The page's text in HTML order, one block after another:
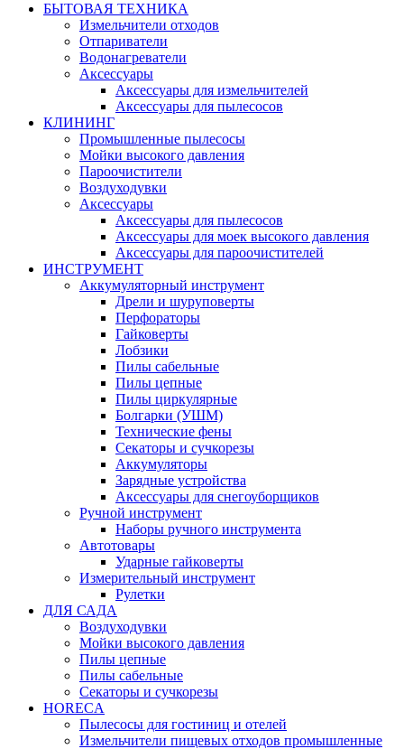
БЫТОВАЯ ТЕХНИКА
Измельчители отходов
Отпариватели
Водонагреватели
Аксессуары
Аксессуары для измельчителей
Аксессуары для пылесосов
КЛИНИНГ
Промышленные пылесосы
Мойки высокого давления
Пароочистители
Воздуходувки
Аксессуары
Аксессуары для пылесосов
Аксессуары для моек высокого давления
Аксессуары для пароочистителей
ИНСТРУМЕНТ
Аккумуляторный инструмент
Дрели и шуруповерты
Перфораторы
Гайковерты
Лобзики
Пилы сабельные
Пилы цепные
Пилы циркулярные
Болгарки (УШМ)
Технические фены
Секаторы и сучкорезы
Аккумуляторы
Зарядные устройства
Аксессуары для снегоуборщиков
Ручной инструмент
Наборы ручного инструмента
Автотовары
Ударные гайковерты
Измерительный инструмент
Рулетки
ДЛЯ САДА
Воздуходувки
Мойки высокого давления
Пилы цепные
Пилы сабельные
Секаторы и сучкорезы
HORECA
Пылесосы для гостиниц и отелей
Измельчители пищевых отходов промышленные